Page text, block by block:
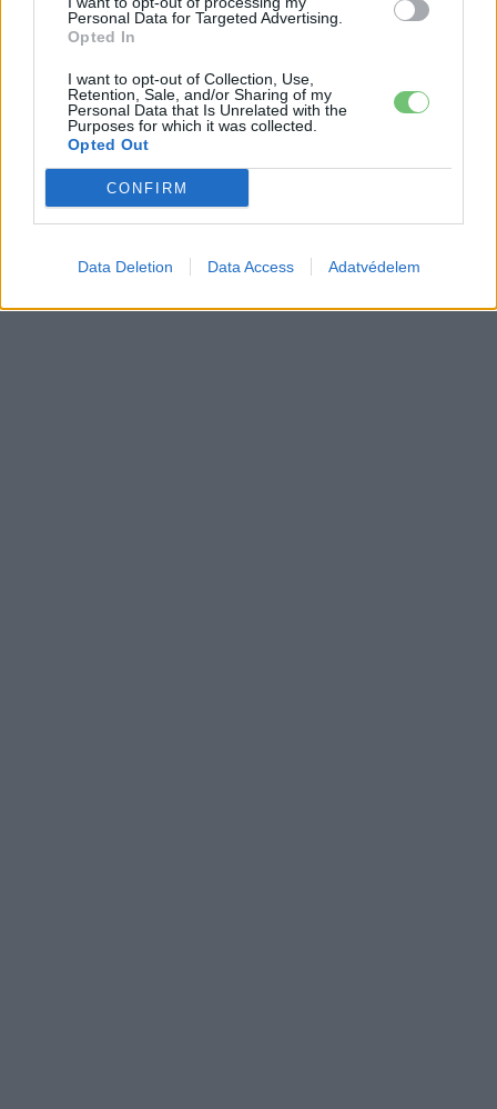
Personal Data for Targeted Advertising.
Opted In
I want to opt-out of Collection, Use,
Retention, Sale, and/or Sharing of my
Personal Data that Is Unrelated with the
Purposes for which it was collected.
Opted Out
CONFIRM
Data Deletion Data Access Adatvédelem